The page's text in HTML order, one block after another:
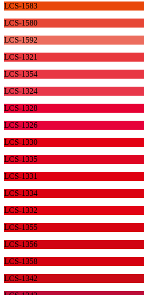
LCS-1583
LCS-1580
LCS-1592
LCS-1321
LCS-1354
LCS-1324
LCS-1328
LCS-1326
LCS-1330
LCS-1335
LCS-1331
LCS-1334
LCS-1332
LCS-1355
LCS-1356
LCS-1358
LCS-1342